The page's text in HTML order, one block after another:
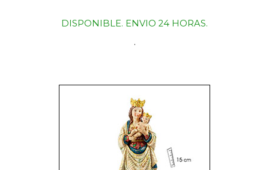
DISPONIBLE. ENVIO 24 HORAS.
.